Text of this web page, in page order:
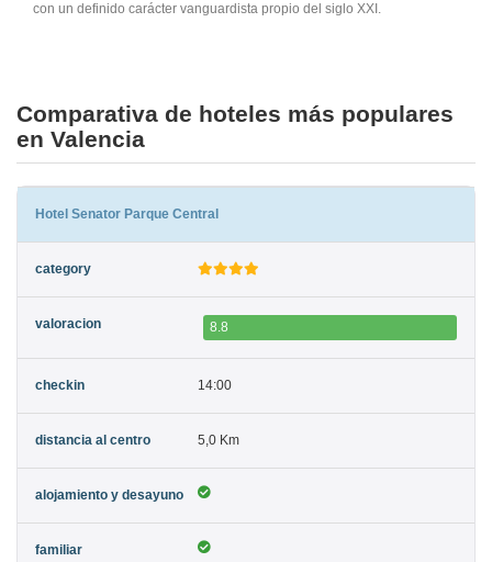
con un definido carácter vanguardista propio del siglo XXI.
Comparativa de hoteles más populares
en Valencia
Hotel Senator Parque Central
8.8
14:00
5,0 Km